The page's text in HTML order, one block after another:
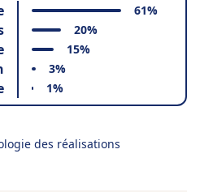
61%
20%
15%
3%
1%
des réalisations